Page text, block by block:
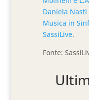
Daniela Nasti
Musica in
SassiLive.
Fonte: